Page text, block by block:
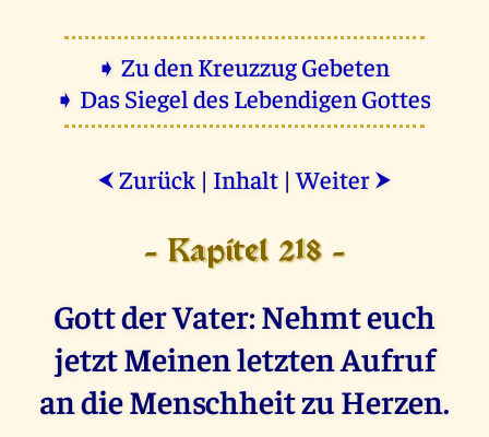
➧ Zu den Kreuzzug Gebeten
➧ Das Siegel des Lebendigen Gottes
⮜ Zurück | Inhalt |Weiter ⮞
- Kapitel 218 -
Gott der Vater: Nehmt euch
jetzt Meinen letzten Aufruf
an die Menschheit zu Herzen.